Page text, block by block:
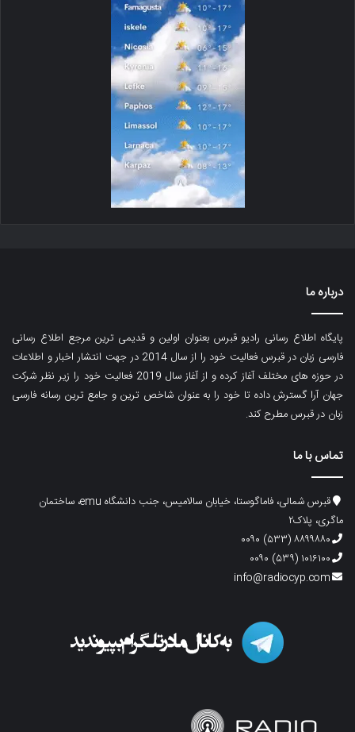
درباره ما
پایگاه اطلاع رسانی رادیو قبرس بعنوان اولین و قدیمی ترین مرجع اطلاع رسانی
فارسی زبان در قبرس فعالیت خود را از سال 2014 در جهت انتشار اخبار و اطلاعات
در حوزه های مختلف آغاز کرده و از آغاز سال 2019 فعالیت خود را زیر نظر شرکت
جهان آرا گسترش داده تا خود را به عنوان شاخص ترین و جامع ترین رسانه فارسی
زبان در قبرس مطرح کند.
تماس با ما
قبرس شمالی، فاماگوستا، خیابان سالامیس، جنب دانشگاه emu، ساختمان
ماگری، پلاک۲
۸۸۹۹۸۸۰ (۵۳۳) ۰۰۹۰
۱۰۱۶۱۰۰ (۵۳۹) ۰۰۹۰
info@radiocyp.com